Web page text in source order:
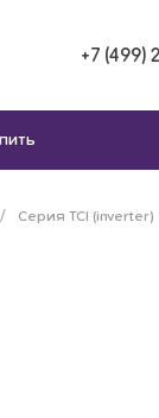
+7 (499)
/ Серия TCI (inverter)